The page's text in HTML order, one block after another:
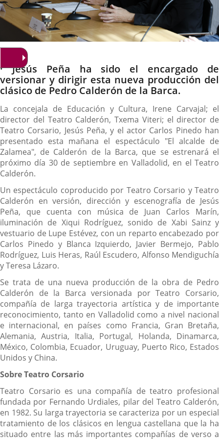
Descripción
· Jesús Peña ha sido el encargado de
versionar y dirigir esta nueva producción del
clásico de Pedro Calderón de la Barca.
La concejala de Educación y Cultura, Irene Carvajal; el
director del Teatro Calderón, Txema Viteri; el director de
Teatro Corsario, Jesús Peña, y el actor Carlos Pinedo han
presentado esta mañana el espectáculo "El alcalde de
Zalamea", de Calderón de la Barca, que se estrenará el
próximo día 30 de septiembre en Valladolid, en el Teatro
Calderón.
Un espectáculo coproducido por Teatro Corsario y Teatro
Calderón en versión, dirección y escenografía de Jesús
Peña, que cuenta con música de Juan Carlos Marín,
iluminación de Xiqui Rodríguez, sonido de Xabi Sainz y
vestuario de Lupe Estévez, con un reparto encabezado por
Carlos Pinedo y Blanca Izquierdo, Javier Bermejo, Pablo
Rodríguez, Luis Heras, Raúl Escudero, Alfonso Mendiguchía
y Teresa Lázaro.
Se trata de una nueva producción de la obra de Pedro
Calderón de la Barca versionada por Teatro Corsario,
compañía de larga trayectoria artística y de importante
reconocimiento, tanto en Valladolid como a nivel nacional
e internacional, en países como Francia, Gran Bretaña,
Alemania, Austria, Italia, Portugal, Holanda, Dinamarca,
México, Colombia, Ecuador, Uruguay, Puerto Rico, Estados
Unidos y China.
Sobre Teatro Corsario
Teatro Corsario es una compañía de teatro profesional
fundada por Fernando Urdiales, pilar del Teatro Calderón,
en 1982. Su larga trayectoria se caracteriza por un especial
tratamiento de los clásicos en lengua castellana que la ha
situado entre las más importantes compañías de verso a